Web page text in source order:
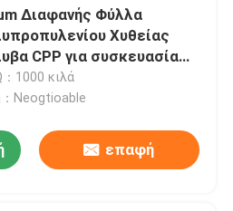
Διαφανής Φύλλα
Χυθείας
CPP για συσκευασία
πετσέτων
：1000 κιλά
：Neogtioable
επαφή